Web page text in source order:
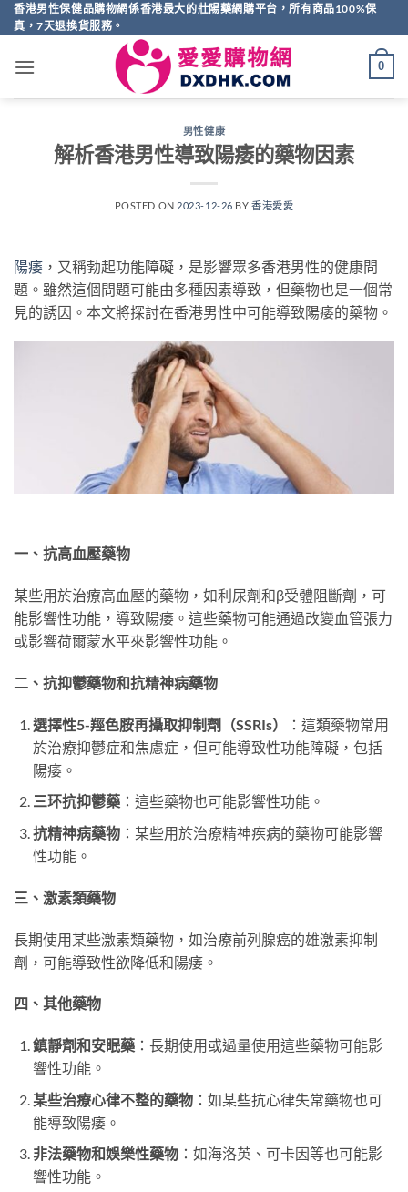
Skip
to
香港男性保健品購物網係香港最大的壯陽藥網購平台，所有商品100%保
真，7天退換貨服務。
0
男性健康
解析香港男性導致陽痿的藥物因素
POSTED ON 2023-12-26 BY香港愛愛
陽痿 ，又稱勃起功能障礙，是影響眾多香港男性的健康問
題。雖然這個問題可能由多種因素導致，但藥物也是一個常
見的誘因。本文將探討在香港男性中可能導致陽痿的藥物。
一、抗高血壓藥物
某些用於治療高血壓的藥物，如利尿劑和β受體阻斷劑，可
能影響性功能，導致陽痿。這些藥物可能通過改變血管張力
或影響荷爾蒙水平來影響性功能。
二、抗抑鬱藥物和抗精神病藥物
選擇性5-羥色胺再攝取抑制劑（SSRIs）
：這類藥物常用
於治療抑鬱症和焦慮症，但可能導致性功能障礙，包括
陽痿。
三环抗抑鬱藥：這些藥物也可能影響性功能。
抗精神病藥物：某些用於治療精神疾病的藥物可能影響
性功能。
三、激素類藥物
長期使用某些激素類藥物，如治療前列腺癌的雄激素抑制
劑，可能導致性欲降低和陽痿。
四、其他藥物
鎮靜劑和安眠藥：長期使用或過量使用這些藥物可能影
響性功能。
某些治療心律不整的藥物：如某些抗心律失常藥物也可
能導致陽痿。
非法藥物和娛樂性藥物：如海洛英、可卡因等也可能影
響性功能。